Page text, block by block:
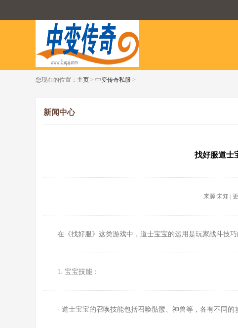
您现在的位置： 主页 > 中变传奇私服 >
新闻中心
找好服道士
来源:未知 |
在《找好服》这类游戏中，道士宝宝的运用是玩家战斗技
1. 宝宝技能：
- 道士宝宝的召唤技能包括召唤骷髅、神兽等，各有不同的